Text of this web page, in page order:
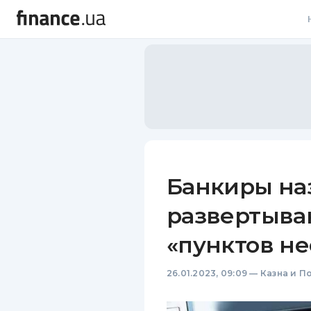
Банкиры
«пунктов
26.01.2023, 09:09 — Казна и